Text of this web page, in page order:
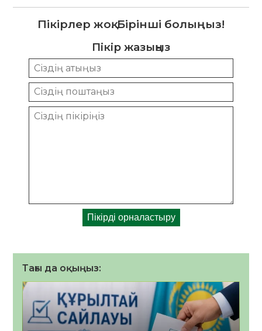
Пікірлер жоқ. Бірінші болыңыз!
Пікір жазыңыз
Тағы да оқыңыз: